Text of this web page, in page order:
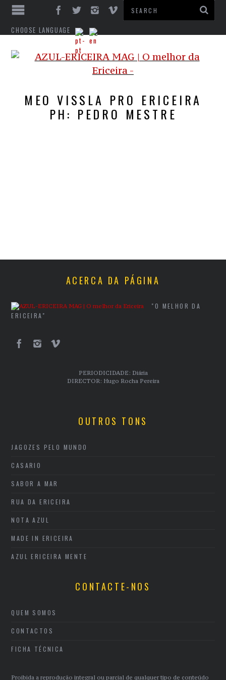
CHOOSE LANGUAGE
MEO VISSLA PRO ERICEIRA
PH: PEDRO MESTRE
ACERCA DA PÁGINA
"O MELHOR DA
ERICEIRA"
PERIODICIDADE: Diária
DIRECTOR: Hugo Rocha Pereira
OUTROS TONS
JAGOZES PELO MUNDO
CASARIO
SABOR A MAR
RUA DA ERICEIRA
NOTA AZUL
MADE IN ERICEIRA
AZUL ERICEIRA MENTE
CONTACTE-NOS
QUEM SOMOS
CONTACTOS
FICHA TÉCNICA
Proibida a reprodução integral ou parcial de qualquer tipo de conteúdo